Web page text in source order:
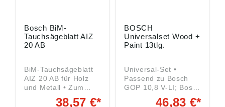
Bosch BiM-
Tauchsägeblatt AIZ
20 AB
BiM-Tauchsägeblatt
AIZ 20 AB für Holz
und Metall • Zum
Schneiden von38,57 €*
BOSCH
Universalset Wood +
Paint 13tlg.
Universal-Set •
Passend zu Bosch
GOP 10,8 V-LI; Bosch
PMF 180 E •46,83 €*